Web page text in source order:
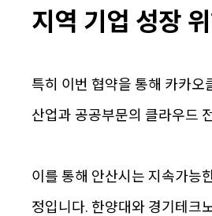
지역 기업 성장
특히 이번 협약을 통해 카카
산업과 공공부문의 클라우드
이를 통해 안산시는 지속가능
정입니다. 한양대와 경기테크